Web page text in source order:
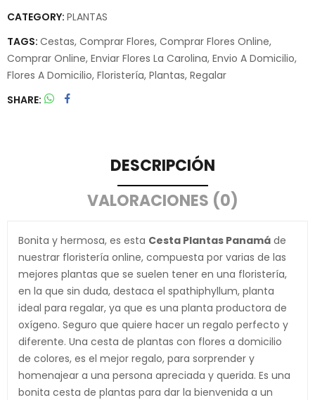
CATEGORY: PLANTAS
TAGS: Cestas, Comprar Flores, Comprar Flores Online,
Comprar Online, Enviar Flores La Carolina, Envio A Domicilio,
Flores A Domicilio, Floristería, Plantas, Regalar
SHARE
DESCRIPCIÓN
VALORACIONES (0)
Bonita y hermosa, es esta Cesta Plantas Panamá de
nuestrar floristería online, compuesta por varias de las
mejores plantas que se suelen tener en una floristería,
en la que sin duda, destaca el spathiphyllum, planta
ideal para regalar, ya que es una planta productora de
oxígeno. Seguro que quiere hacer un regalo perfecto y
diferente. Una cesta de plantas con flores a domicilio
de colores, es el mejor regalo, para sorprender y
homenajear a una persona apreciada y querida. Es una
bonita cesta de plantas para dar la bienvenida a un